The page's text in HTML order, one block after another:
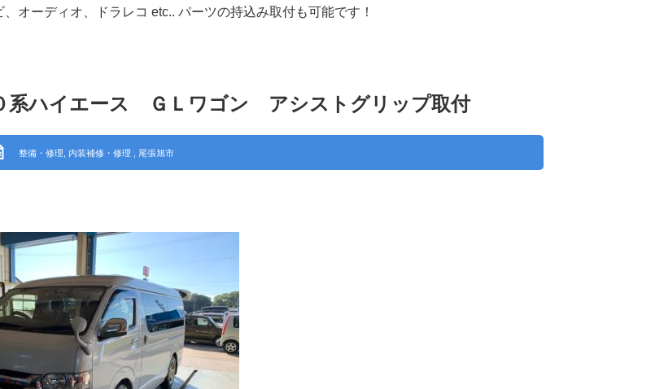
オーディオ、ドラレコ etc.. パーツの持込み取付も可能です！
系ハイエース ＧＬワゴン アシストグリップ取付
整備・修理 内装補修・修理 尾張旭市